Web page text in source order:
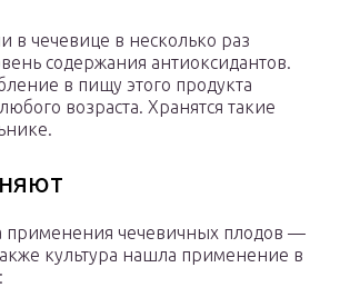
в чечевице в несколько раз
содержания антиоксидантов.
в пищу этого продукта
возраста. Хранятся такие
применения чечевичных плодов —
культура нашла применение в